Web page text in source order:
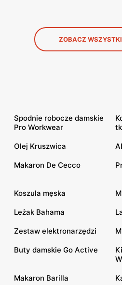
ZOBACZ
Spodnie robocze damskie
Pro Workwear
Olej Kruszwica
Makaron De Cecco
Koszula męska
Leżak Bahama
Zestaw elektronarzędzi
Buty damskie Go Active
Makaron Barilla